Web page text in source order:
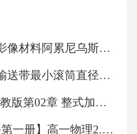
（纯度99.99%）15万
缆导体、航空航天结
，预计年营业收入1
元。主要建设内容生
GB/T 47894-2026影像材料阿累尼乌斯型预测的试验方法
GB/T 34629-2026输送带最小滚筒直径的确定
七年级上册数学人教版第02章 整式加减测试卷（原卷版）
【人教版2019必修第一册】高一物理2.时间 位移（教学设计）教案